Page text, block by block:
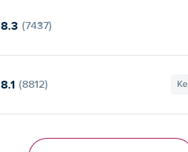
8.3 (7437)
8.1 (8812)